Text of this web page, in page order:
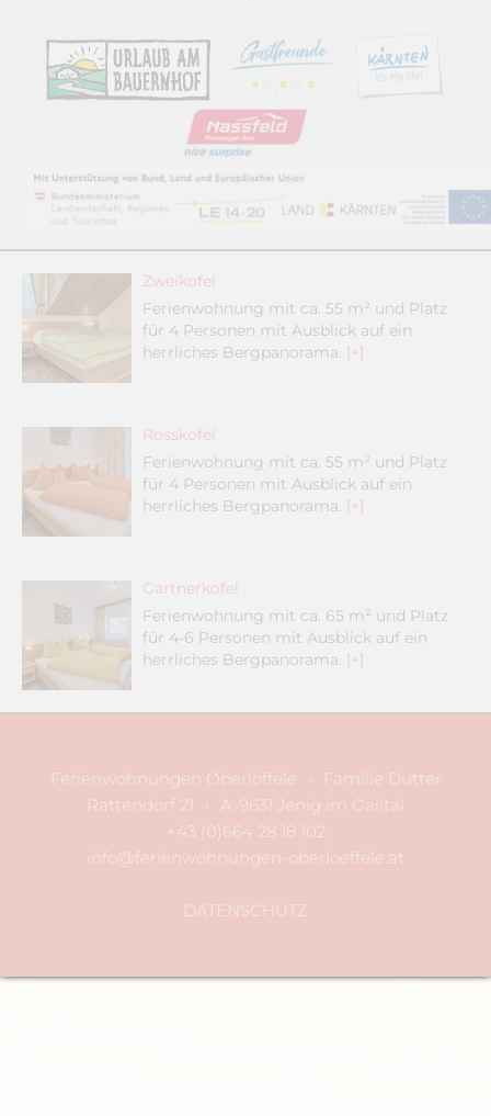
Zweikofel
Ferienwohnung mit ca. 55 m² und Platz
für 4 Personen mit Ausblick auf ein
herrliches Bergpanorama. [+]
Rosskofel
Ferienwohnung mit ca. 55 m² und Platz
für 4 Personen mit Ausblick auf ein
herrliches Bergpanorama. [+]
Gartnerkofel
Ferienwohnung mit ca. 65 m² und Platz
für 4-6 Personen mit Ausblick auf ein
herrliches Bergpanorama. [+]
Ferienwohnungen Oberlöffele •
Familie Dutter
Rattendorf 21
•
A-9631 Jenig im Gailtal
+43 (0)664 28 18 102
info@ferienwohnungen-oberloeffele.at
DATENSCHUTZ